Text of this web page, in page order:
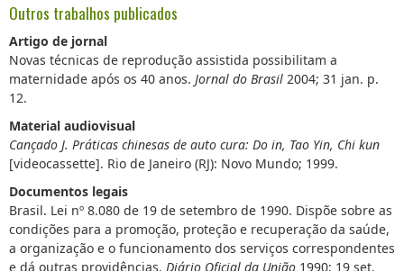
Outros trabalhos publicados
Artigo de jornal
Novas técnicas de reprodução assistida possibilitam a
maternidade após os 40 anos. Jornal do Brasil 2004; 31 jan. p.
12.
Material audiovisual
Cançado J. Práticas chinesas de auto cura: Do in, Tao Yin, Chi kun
[videocassette]. Rio de Janeiro (RJ): Novo Mundo; 1999.
Documentos legais
Brasil. Lei nº 8.080 de 19 de setembro de 1990. Dispõe sobre as
condições para a promoção, proteção e recuperação da saúde,
a organização e o funcionamento dos serviços correspondentes
e dá outras providências. Diário Oficial da União 1990; 19 set.